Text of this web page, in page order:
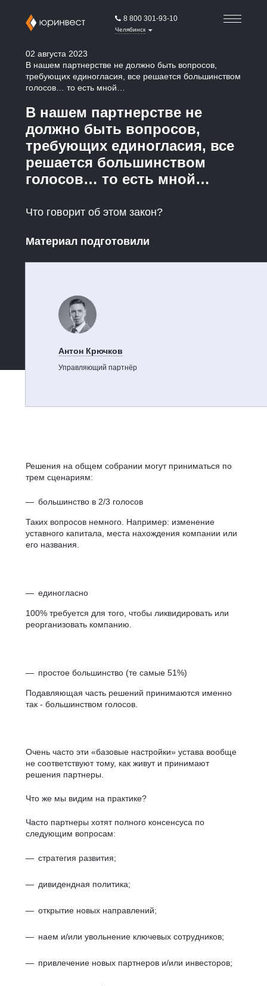
8 800 301-93-10
Челябинск
02 августа 2023
В нашем партнерстве не должно быть вопросов,
требующих единогласия, все решается большинством
голосов… то есть мной…
В нашем партнерстве не
должно быть вопросов,
требующих единогласия, все
решается большинством
голосов… то есть мной…
Что говорит об этом закон?
Материал подготовили
Антон Крючков
Управляющий партнёр
Решения на общем собрании могут приниматься по
трем сценариям:
большинство в 2/3 голосов
Таких вопросов немного. Например: изменение
уставного капитала, места нахождения компании или
его названия.
единогласно
100% требуется для того, чтобы ликвидировать или
реорганизовать компанию.
простое большинство (те самые 51%)
Подавляющая часть решений принимаются именно
так - большинством голосов.
Очень часто эти «базовые настройки» устава вообще
не соответствуют тому, как живут и принимают
решения партнеры.
Что же мы видим на практике?
Часто партнеры хотят полного консенсуса по
следующим вопросам:
стратегия развития;
дивидендная политика;
открытие новых направлений;
наем и/или увольнение ключевых сотрудников;
привлечение новых партнеров и/или инвесторов;